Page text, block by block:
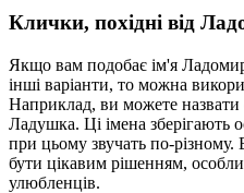
Клички, похідні від
Якщо вам подобає ім'я
інші варіанти, то можна
Наприклад, ви можете
Ладушка. Ці імена зберігають
при цьому звучать по-
бути цікавим рішенням,
улюбленців.